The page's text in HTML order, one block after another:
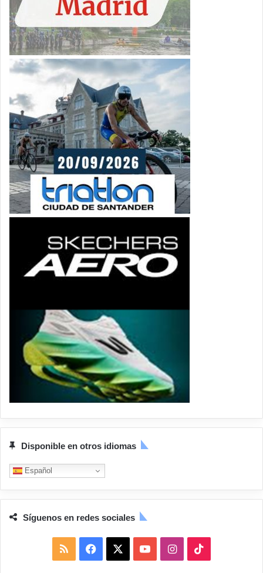
Disponible en otros idiomas
Español
Síguenos en redes sociales
I